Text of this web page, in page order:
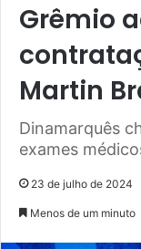
Grêmio
Martin
Dinamarquês
exames
23 de julho de 2024
Menos de um minuto